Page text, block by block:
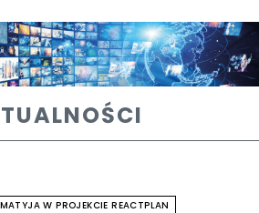
W PROJEKCIE REACTPLAN